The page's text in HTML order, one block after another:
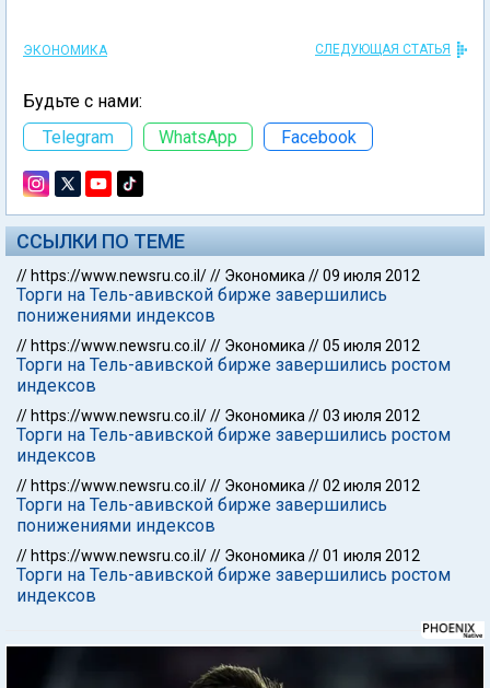
ЭКОНОМИКА СЛЕДУЮЩАЯ СТАТЬЯ
Будьте с нами:
Telegram
WhatsApp Facebook
ССЫЛКИ ПО ТЕМЕ
// https://www.newsru.co.il/// Экономика //09 июля 2012
Торги на Тель-авивской бирже завершились
понижениями индексов
// https://www.newsru.co.il/// Экономика //05 июля 2012
Торги на Тель-авивской бирже завершились ростом
индексов
// https://www.newsru.co.il/// Экономика //03 июля 2012
Торги на Тель-авивской бирже завершились ростом
индексов
// https://www.newsru.co.il/// Экономика //02 июля 2012
Торги на Тель-авивской бирже завершились
понижениями индексов
// https://www.newsru.co.il/// Экономика //01 июля 2012
Торги на Тель-авивской бирже завершились ростом
индексов